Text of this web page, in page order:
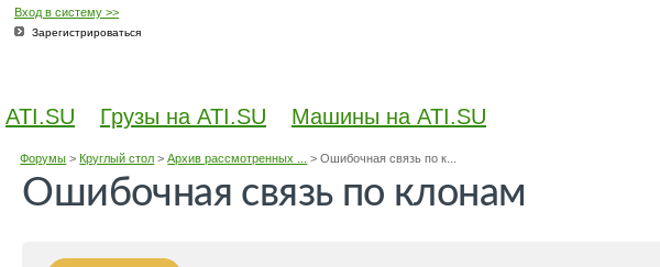
Вход в систему >>
Зарегистрироваться
ATI.SU Грузы на ATI.SU Машины на ATI.SU
Форумы >Круглый стол >Архив рассмотренных ... >Ошибочная связь по к...
Ошибочная связь по клонам